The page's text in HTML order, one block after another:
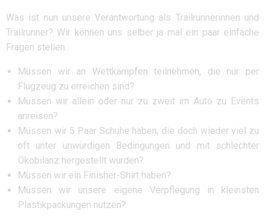
Was ist nun unsere Verantwortung als Trailrunnerinnen und
Trailrunner? Wir können uns selber ja mal ein paar einfache
Fragen stellen:
Müssen wir an Wettkämpfen teilnehmen, die nur per
Flugzeug zu erreichen sind?
Müssen wir allein oder nur zu zweit im Auto zu Events
anreisen?
Müssen wir 5 Paar Schuhe haben, die doch wieder viel zu
oft unter unwürdigen Bedingungen und mit schlechter
Ökobilanz hergestellt wurden?
Müssen wir ein Finisher-Shirt haben?
Müssen wir unsere eigene Verpflegung in kleinsten
Plastikpackungen nutzen?